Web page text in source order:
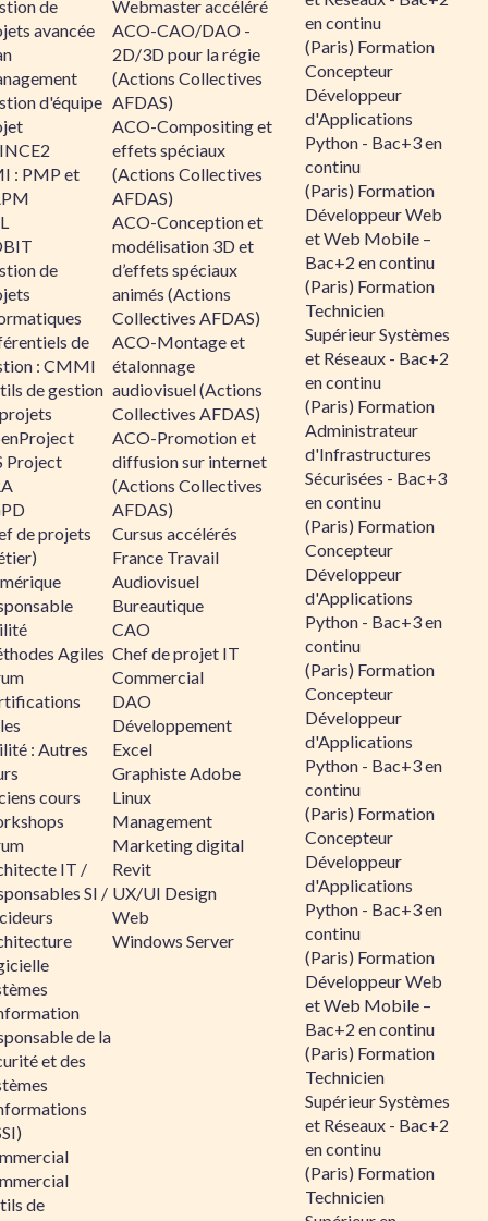
de
avancée
d'équipe
: PMP et
de
de
: CMMI
de gestion
Project
de projets
Agiles
: Autres
cours
IT /
SI /
de la
et des
de
Webmaster accéléré
ACO-CAO/DAO -
2D/3D pour la régie
(Actions Collectives
AFDAS)
ACO-Compositing et
effets spéciaux
(Actions Collectives
AFDAS)
ACO-Conception et
modélisation 3D et
d’effets spéciaux
animés (Actions
Collectives AFDAS)
ACO-Montage et
étalonnage
audiovisuel (Actions
Collectives AFDAS)
ACO-Promotion et
diffusion sur internet
(Actions Collectives
AFDAS)
Cursus accélérés
France Travail
Audiovisuel
Bureautique
CAO
Chef de projet IT
Commercial
DAO
Développement
Excel
Graphiste Adobe
Linux
Management
Marketing digital
Revit
UX/UI Design
Web
Windows Server
en continu
(Paris) Formation
Concepteur
Développeur
d'Applications
Python - Bac+3 en
continu
(Paris) Formation
Développeur Web
et Web Mobile –
Bac+2 en continu
(Paris) Formation
Technicien
Supérieur Systèmes
et Réseaux - Bac+2
en continu
(Paris) Formation
Administrateur
d'Infrastructures
Sécurisées - Bac+3
en continu
(Paris) Formation
Concepteur
Développeur
d'Applications
Python - Bac+3 en
continu
(Paris) Formation
Concepteur
Développeur
d'Applications
Python - Bac+3 en
continu
(Paris) Formation
Concepteur
Développeur
d'Applications
Python - Bac+3 en
continu
(Paris) Formation
Développeur Web
et Web Mobile –
Bac+2 en continu
(Paris) Formation
Technicien
Supérieur Systèmes
et Réseaux - Bac+2
en continu
(Paris) Formation
Technicien